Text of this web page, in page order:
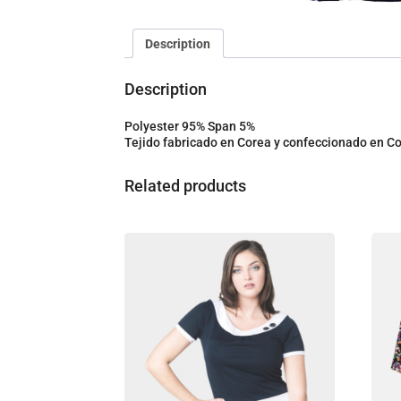
Description
Description
Polyester 95% Span 5%
Tejido fabricado en Corea y confeccionado en
Related products